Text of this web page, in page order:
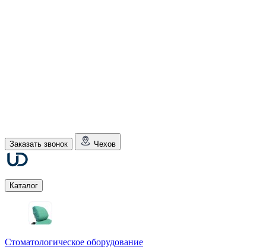
Заказать звонок Чехов
Каталог
Стоматологическое оборудование